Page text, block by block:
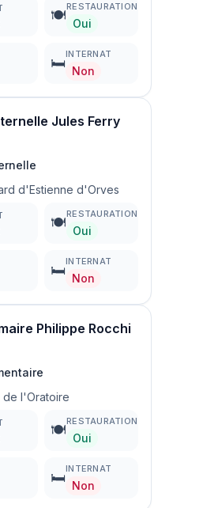
🍽️
RESTAURATION
Oui
🛏️
INTERNAT
Non
Jules Ferry
d'Estienne d'Orves
🍽️
RESTAURATION
Oui
🛏️
INTERNAT
Non
Philippe Rocchi
de l'Oratoire
🍽️
RESTAURATION
Oui
🛏️
INTERNAT
Non